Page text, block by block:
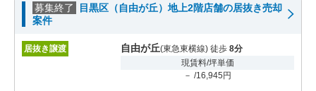
募集終了
目黒区（自由が丘）地上2階店舗の居抜き売却
案件
居抜き譲渡 自由が丘(東急東横線) 徒歩 8分
現賃料/坪単価
－ /16,945円